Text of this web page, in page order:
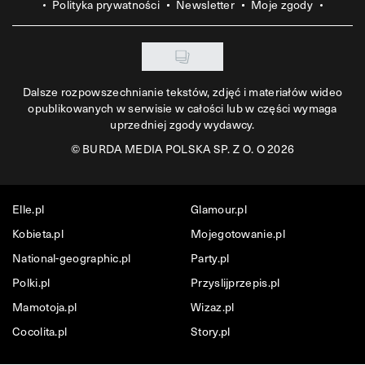
Polityka prywatności
Newsletter Moje zgody
Dalsze rozpowszechnianie tekstów, zdjęć i materiałów wideo
opublikowanych w serwisie w całości lub w części wymaga
uprzedniej zgody wydawcy.
©BURDA MEDIA POLSKA SP. Z O. O 2026
Elle.pl
Glamour.pl
Kobieta.pl
Mojegotowanie.pl
National-geographic.pl
Party.pl
Polki.pl
Przyslijprzepis.pl
Mamotoja.pl
Wizaz.pl
Cocolita.pl
Story.pl